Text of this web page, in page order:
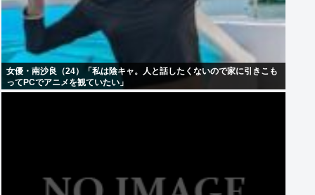
女優・南沙良（24）「私は陰キャ。人と話したくないので家に引きこも
ってPCでアニメを観ていたい」